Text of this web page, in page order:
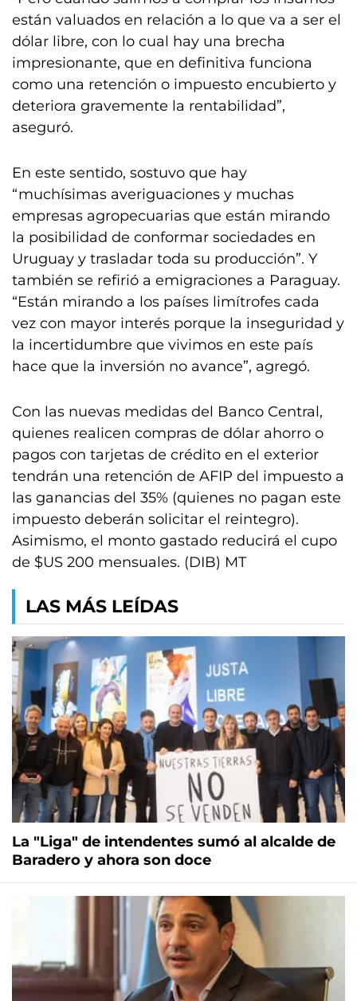
están valuados en relación a lo que va a ser el
dólar libre, con lo cual hay una brecha
impresionante, que en definitiva funciona
como una retención o impuesto encubierto y
deteriora gravemente la rentabilidad”,
aseguró.
En este sentido, sostuvo que hay
“muchísimas averiguaciones y muchas
empresas agropecuarias que están mirando
la posibilidad de conformar sociedades en
Uruguay y trasladar toda su producción”. Y
también se refirió a emigraciones a Paraguay.
“Están mirando a los países limítrofes cada
vez con mayor interés porque la inseguridad y
la incertidumbre que vivimos en este país
hace que la inversión no avance”, agregó.
Con las nuevas medidas del Banco Central,
quienes realicen compras de dólar ahorro o
pagos con tarjetas de crédito en el exterior
tendrán una retención de AFIP del impuesto a
las ganancias del 35% (quienes no pagan este
impuesto deberán solicitar el reintegro).
Asimismo, el monto gastado reducirá el cupo
de $US 200 mensuales. (DIB) MT
LAS MÁS LEÍDAS
La "Liga" de intendentes sumó al alcalde de
Baradero y ahora son doce